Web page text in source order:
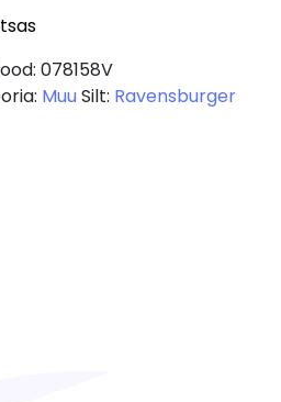
078158V
MuuSilt: Ravensburger